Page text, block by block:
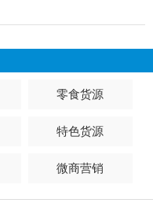
零食货源
特色货源
微商营销